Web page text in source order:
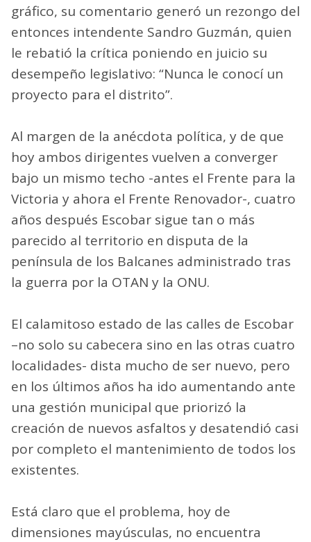
gráfico, su comentario generó un rezongo del
entonces intendente Sandro Guzmán, quien
le rebatió la crítica poniendo en juicio su
desempeño legislativo: “Nunca le conocí un
proyecto para el distrito”.
Al margen de la anécdota política, y de que
hoy ambos dirigentes vuelven a converger
bajo un mismo techo -antes el Frente para la
Victoria y ahora el Frente Renovador-, cuatro
años después Escobar sigue tan o más
parecido al territorio en disputa de la
península de los Balcanes administrado tras
la guerra por la OTAN y la ONU.
El calamitoso estado de las calles de Escobar
–no solo su cabecera sino en las otras cuatro
localidades- dista mucho de ser nuevo, pero
en los últimos años ha ido aumentando ante
una gestión municipal que priorizó la
creación de nuevos asfaltos y desatendió casi
por completo el mantenimiento de todos los
existentes.
Está claro que el problema, hoy de
dimensiones mayúsculas, no encuentra